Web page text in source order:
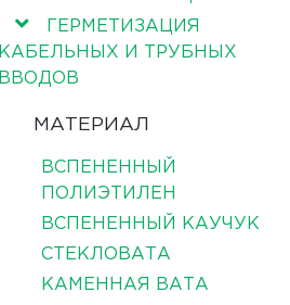
ГЕРМЕТИЗАЦИЯ
КАБЕЛЬНЫХ И ТРУБНЫХ
ВВОДОВ
МАТЕРИАЛ
ВСПЕНЕННЫЙ
ПОЛИЭТИЛЕН
ВСПЕНЕННЫЙ КАУЧУК
СТЕКЛОВАТА
КАМЕННАЯ ВАТА